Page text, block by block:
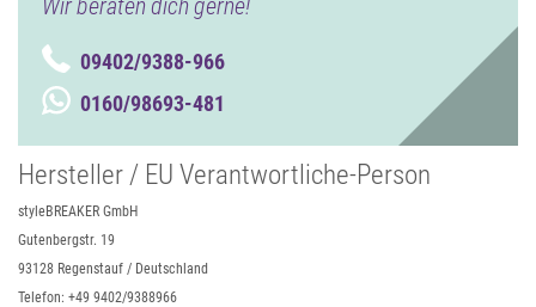
Wir beraten dich gerne!
09402/9388-966
0160/98693-481
Hersteller / EU Verantwortliche-Person
styleBREAKER GmbH
Gutenbergstr. 19
93128 Regenstauf / Deutschland
Telefon: +49 9402/9388966